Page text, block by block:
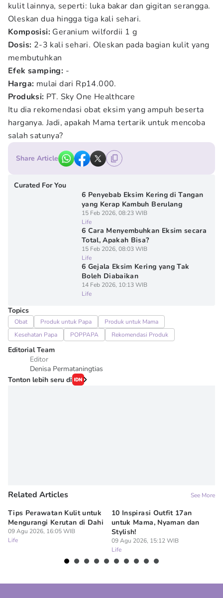
kulit lainnya, seperti: luka bakar dan gigitan serangga.
Oleskan dua hingga tiga kali sehari.
Komposisi: Geranium wilfordii 1 g
Dosis: 2-3 kali sehari. Oleskan pada bagian kulit yang
membutuhkan
Efek samping: -
Harga: mulai dari Rp14.000.
Produksi: PT. Sky One Healthcare
Itu dia rekomendasi obat eksim yang ampuh beserta
harganya. Jadi, apakah Mama tertarik untuk mencoba
salah satunya?
Share Article
Curated For You
6 Penyebab Eksim Kering di Tangan
yang Kerap Kambuh Berulang
15 Feb 2026, 08:23 WIB
Life
6 Cara Menyembuhkan Eksim secara
Total, Apakah Bisa?
15 Feb 2026, 08:03 WIB
Life
6 Gejala Eksim Kering yang Tak
Boleh Diabaikan
14 Feb 2026, 10:13 WIB
Life
Topics
Obat Produk untuk Papa
Produk untuk Mama
Kesehatan Papa
POPPAPA Rekomendasi Produk
Editorial Team
Editor
Denisa Permataningtias
Tonton lebih seru di
Related Articles See More
Tips Perawatan Kulit untuk
Mengurangi Kerutan di Dahi
09 Agu 2026, 16:05 WIB
Life
10 Inspirasi Outfit 17an
untuk Mama, Nyaman dan
Stylish!
09 Agu 2026, 15:12 WIB
Life